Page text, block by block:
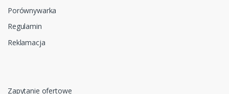
Porównywarka
Regulamin
Reklamacja
Zapytanie ofertowe